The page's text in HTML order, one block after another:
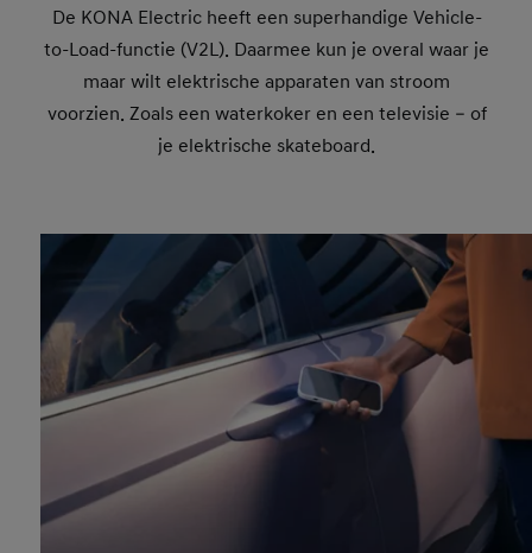
De KONA Electric heeft een superhandige Vehicle-
to-Load-functie (V2L). Daarmee kun je overal waar je
maar wilt elektrische apparaten van stroom
voorzien. Zoals een waterkoker en een televisie – of
je elektrische skateboard.